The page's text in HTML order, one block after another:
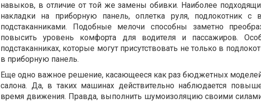
навыков, в отличие от той же замены обивки. Наиболее
накладки на приборную панель, оплетка руля, подлокотник с
подстаканниками. Подобные мелочи способны заметно
повысить уровень комфорта для водителя и пассажиров.
подстаканниках, которые могут присутствовать не только в
в приборную панель.
Еще одно важное решение, касающееся как раз бюджетных
салона. Да, в таких машинах действительно наблюдается
время движения. Правда, выполнить шумоизоляцию своими